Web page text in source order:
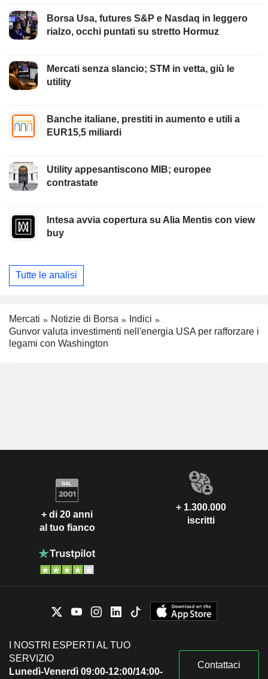
Borsa Usa, futures S&P e Nasdaq in leggero
rialzo, occhi puntati su stretto Hormuz
Mercati senza slancio; STM in vetta, giù le
utility
Banche italiane, prestiti in aumento e utili a
EUR15,5 miliardi
Utility appesantiscono MIB; europee
contrastate
Intesa avvia copertura su Alia Mentis con view
buy
Tutte le analisi
Mercati Notizie di Borsa
Indici
Gunvor valuta investimenti nell'energia USA per rafforzare i
legami con Washington
+ di 20 anni
al tuo fianco
+ 1.300.000
iscritti
I NOSTRI ESPERTI AL TUO
SERVIZIO
Lunedì-Venerdì 09:00-12:00/14:00-
Contattaci